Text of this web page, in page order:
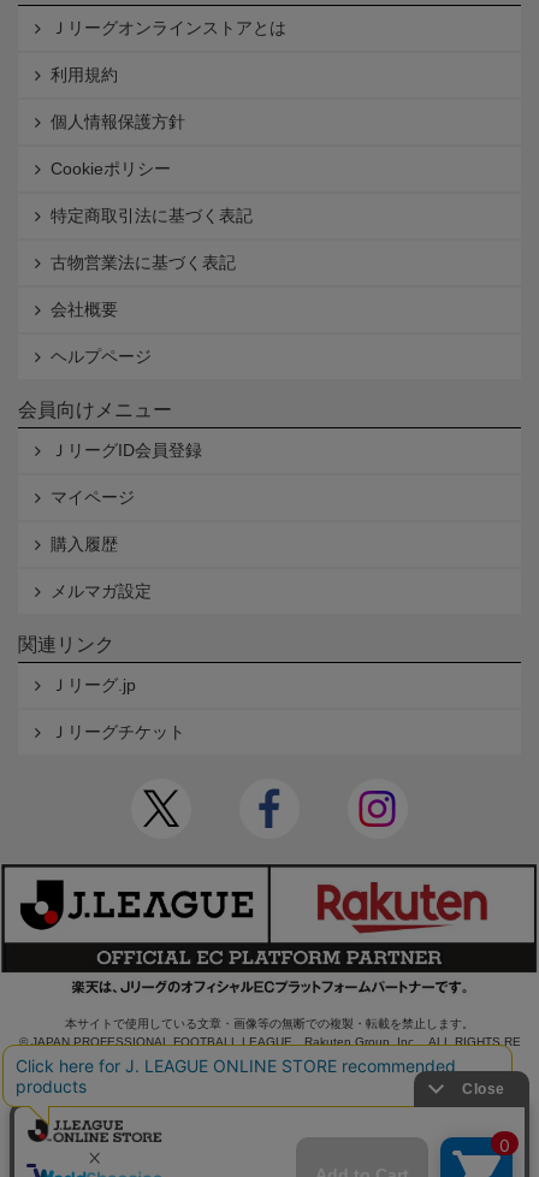
Ｊリーグオンラインストアとは
利用規約
個人情報保護方針
Cookieポリシー
特定商取引法に基づく表記
古物営業法に基づく表記
会社概要
ヘルプページ
会員向けメニュー
ＪリーグID会員登録
マイページ
購入履歴
メルマガ設定
関連リンク
Ｊリーグ.jp
Ｊリーグチケット
本サイトで使用している文章・画像等の無断での複製・転載を禁止します。
© JAPAN PROFESSIONAL FOOTBALL LEAGUE Rakuten Group, Inc. ALL RIGHTS RE
SERVED.